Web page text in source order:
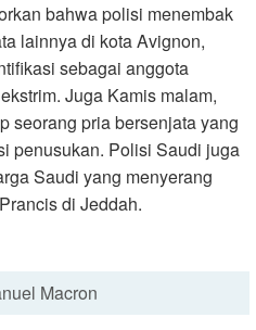
bahwa polisi menembak
lainnya di kota Avignon,
sebagai anggota
Juga Kamis malam,
seorang pria bersenjata yang
penusukan. Polisi Saudi juga
Saudi yang menyerang
di Jeddah.
Macron